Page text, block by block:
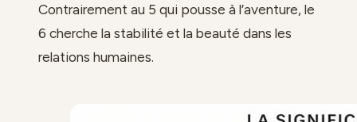
Contrairement au 5 qui pousse à l’aventure, le
6 cherche la stabilité et la beauté dans les
relations humaines.